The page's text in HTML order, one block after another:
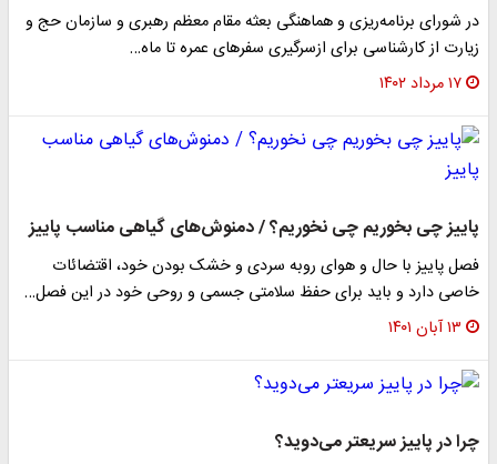
در شورای برنامه‌ریزی و هماهنگی بعثه مقام معظم رهبری و سازمان حج و
زیارت از کارشناسی برای ازسرگیری سفرهای عمره تا ماه…
۱۷ مرداد ۱۴۰۲
پاییز چی بخوریم چی نخوریم؟ / دمنوش‌های گیاهی مناسب پاییز
فصل پاییز با حال و هوای روبه سردی و خشک بودن خود، اقتضائات
خاصی دارد و باید برای حفظ سلامتی جسمی و روحی خود در این فصل…
۱۳ آبان ۱۴۰۱
چرا در پاییز سریعتر می‌دوید؟